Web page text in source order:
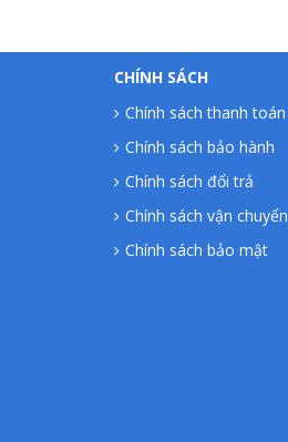
CHÍNH SÁCH
Chính sách thanh toán
Chính sách bảo hành
Chính sách đổi trả
Chính sách vận chuyển
Chính sách bảo mật